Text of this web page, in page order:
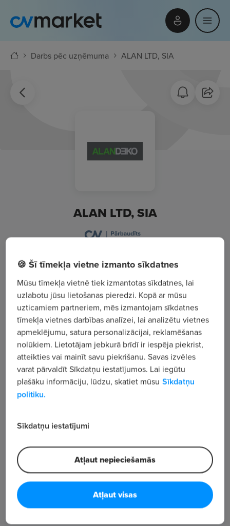
Darbs pēc uzņēmuma ALAN LTD, SIA
ALAN LTD, SIA
Apskatīt visus sludinājumus
Uzņēmuma apraksts
87 076
Skatījumu skaits
"ALANDEKO" ir viens no pieredzes bagātākajiem
uzņēmumiem Latvijas tirgū, kas interjera
noformēšanas jomā darbojas jau kopš 1991.gada.
aizkaru un mēbeļu ražotni, gan interjera lietu
🍪 Šī tīmekļa vietne izmanto sīkdatnes
Mūsu tīmekļa vietnē tiek izmantotas sīkdatnes, lai
uzlabotu jūsu lietošanas pieredzi. Kopā ar mūsu
uzticamiem partneriem, mēs izmantojam sīkdatnes
tīmekļa vietnes darbības analīzei, lai analizētu vietnes
apmeklējumu, satura personalizācijai, reklamēšanas
nolūkiem. Lietotājam jebkurā brīdī ir iespēja piekrist,
atteikties vai mainīt savu piekrišanu. Savas izvēles
varat pārvaldīt Sīkdatņu iestatījumos. Lai iegūtu
plašāku informāciju, lūdzu, skatiet mūsu Sīkdatņu
politiku.
Sīkdatņu iestatījumi
Atļaut nepieciešamās
Atļaut visas